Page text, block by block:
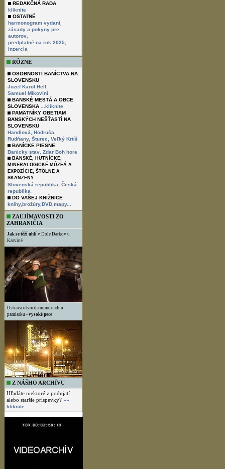
REDAKČNÁ RADA
kliknite
OSTATNÉ
harmonogram vydaní
zásady a pokyny pre
autorov
predplatné na rok 2025
inzercia
RÔZNE
OSOBNOSTI BANÍCTVA NA
SLOVENSKU
Jozef Karol Hell
Samuel Mikovíni
BANSKÉ MESTÁ A OBCE
SLOVENSKA
...kliknite
PAMÄTNÍKY OBETIAM
BANSKÝCH NEŠŤASTÍ NA
SLOVENSKU
Handlová,
Hodruša,
Rudňany, Šturec,
Veľký Krtíš
BANÍCKE PIESNE
Banícky stav Zdar Boh hore
BANSKÉ, HUTNÍCKE,
MINERALOGICKÉ MÚZEÁ A
EXPOZÍCIE, ŠTÔLNE A
SKANZENY
Slovenská republika,
Česká
republika
DO VAŠEJ KNIŽNICE
knihy,brožúry,DVD,mapy...
ZAUJÍMAVOSTI ZO
ZAHRANIČIA
Jak se těží uhlí v Dole Darkov u
Karviné
Ostrava otvorila mimoriadnu
pamiatku - vysoké pece
Z NÁŠHO ARCHÍVU
Hľadáte niektoré z podujatí
alebo staršie príspevky? »»
kliknite